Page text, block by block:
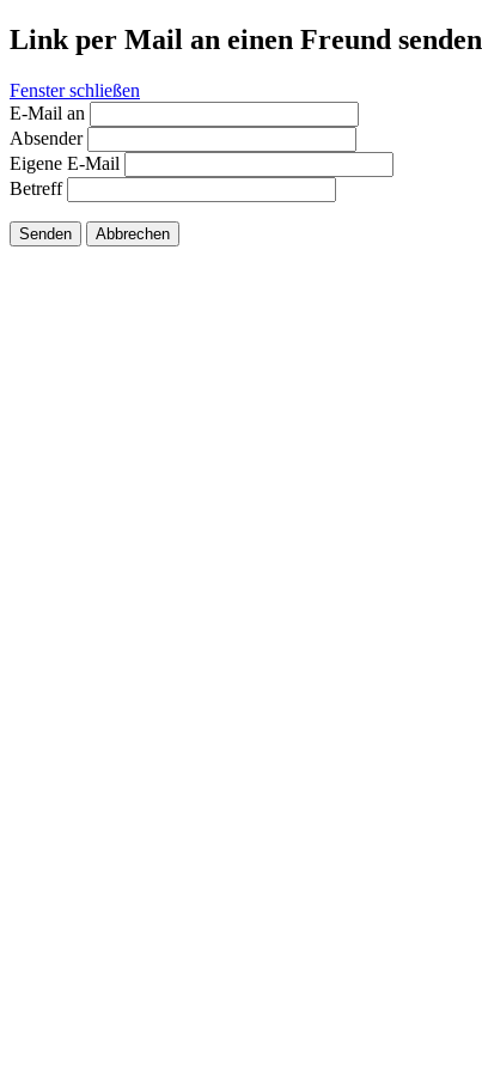
Link per Mail an einen Freund senden
Fenster schließen
E-Mail an
Absender
Eigene E-Mail
Betreff
Senden Abbrechen